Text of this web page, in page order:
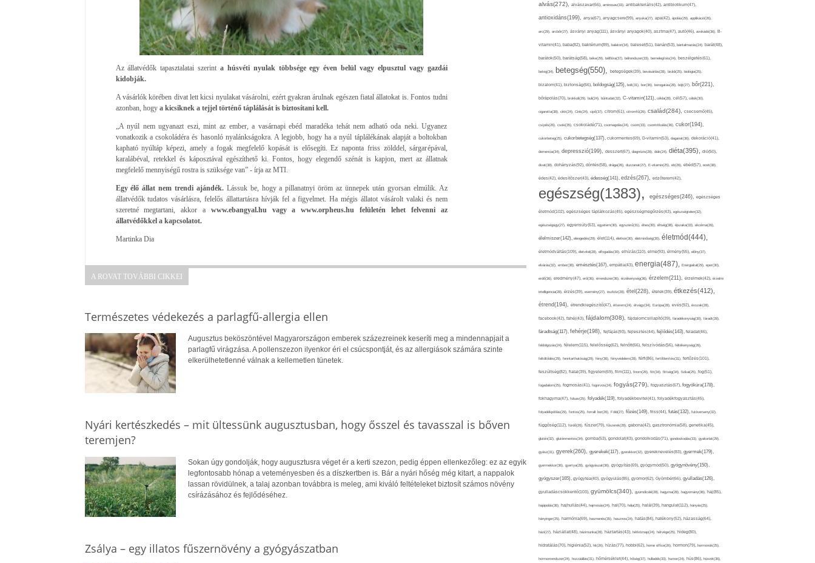
Az állatvédők tapasztalatai szerint a húsvéti nyulak többsége egy éven belül vagy elpusztul vagy gazdái
kidobják.
A vásárlók körében divat lett kicsi nyulakat vásárolni, ezért gyakran árulnak egészen fiatal állatokat is. Fontos tudni
azonban, hogy a kicsiknek a tejjel történő táplálását is biztosítani kell.
„A nyúl nem ugyanazt eszi, mint az ember, a vasárnapi ebéd maradéka tehát nem adható oda neki. Ugyanez
vonatkozik a csokoládéra és hasonló nyalánkságokra. A legjobb, hogy ha a nyúl táplálékának alapját a boltokban
kapható nyúltáp képezi, amely a fogak megfelelő kopását is elősegíti. Ez naponta friss zölddel, sárgarépával,
karalábéval, retekkel és káposztával egészíthető ki. Fontos, hogy elegendő szénát is kapjon, mert az állatnak
megfelelő mennyiségű rostra is szüksége van” - írja az MTI.
Egy élő állat nem trendi ajándék. Lássuk be, hogy a pillanatnyi öröm az ünnepek után gyorsan elmúlik. Az
állatvédők tudatos vásárlásra, felelős állattartásra hívják fel a figyelmet. Ha mégis állatot vásárolt valaki és nem
szeretné megtartani, akkor a www.ebangyal.hu vagy a www.orpheus.hu felületén lehet felvenni az
állatvédőkkel a kapcsolatot.
Martinka Dia
A ROVAT TOVÁBBI CIKKEI
Természetes védekezés a parlagfű-allergia ellen
Augusztus beköszöntével Magyarországon emberek százezreinek keseríti meg a mindennapjait a
parlagfű virágzása. A pollenszezon ilyenkor éri el csúcspontját, és az allergiások számára szinte
elkerülhetetlenné válnak a kellemetlen tünetek.
Nyári kertészkedés – mit ültessünk augusztusban, hogy ősszel és tavasszal is bőven
teremjen?
Sokan úgy gondolják, hogy augusztusra véget ér a kerti szezon, pedig éppen ellenkezőleg: ez az egyik
legfontosabb hónap a veteményesben és a díszkertben is. Bár a nyári hőség még kitart, a nappalok
lassan rövidülnek, a talaj azonban továbbra is meleg, ami kiváló feltételeket biztosít számos növény
csírázásához és fejlődéséhez.
Zsálya – egy illatos fűszernövény a gyógyászatban
alvás(272), alvászavar(66), aminosav(33), antibakteriális(42), antibiotikum(47),
antioxidáns(199), anya(67), anyagcsere(99), anyuka(27), apa(42), ápolás(29), applikáció(26),
arc(29), arcbőr(27), ásványi anyag(111), ásványi anyagok(40), asztma(47), autó(46), avokádó(36), B-
vitamin(41), baba(82), baktérium(89), balaton(34), baleset(51), banán(53), bántalmazás(24), barát(48),
barátok(50), barátság(58), béke(29), bélflóra(37), bélrendszer(33), bemelegítés(24), beszélgetés(61),
beteg(34), betegség(550), betegségek(39), bevásárlás(28), bicikli(25), biológia(25),
bizalom(41), biztonság(66), boldogság(125), bolt(31), bor(36), borogatás(28), böjt(27), bőr(221),
bőrápolás(70), brokkoli(29), buli(24), bűntudat(32), C-vitamin(121), cékla(28), cél(57), célok(30),
cigaretta(38), cikk(24), Cink(24), cipő(37), citrom(61), citromfű(26), család(284), csecsemő(45),
csípés(26), csoki(35), csokoládé(71), csomagolás(24), csont(33), csontritkulás(36), cukor(194),
cukorbeteg(25), cukorbetegség(137), cukormentes(69), D-vitamin(53), daganat(36), dekoráció(41),
demencia(34), depresszió(199), desszert(67), diagnózis(28), diák(24), diéta(395), dió(50),
divat(38), dohányzás(92), döntés(58), drága(26), duzzanat(27), E-vitamin(25), eb(26), ebéd(57), ecet(38),
édes(42), édesítőszer(43), édesség(141), edzés(267), edzőterem(42),
egészség(1383), egészséges(246), egészséges
életmód(102), egészséges táplálkozás(45), egészségmegőrzés(43), egészségtelen(32),
egészségügy(27), egyensúly(63), egyetem(30), egyszerű(31), éhes(30), éhség(38), éjszaka(33), ekcéma(26),
élelmiszer(142), elengedés(29), élet(114), életkor(30), életminőség(30), életmód(444),
életmódváltás(109), életvitel(28), elfogadás(30), elhízás(110), elme(93), élmény(55), előny(37),
elvárás(32), ember(38), emésztés(167), empátia(43), energia(487), Energiaital(29), eper(30),
erdő(36), eredmény(47), erő(36), érrendszer(36), érzékenység(36), érzelem(211), érzelmek(42), érzelmi
intelligencia(28), érzés(39), esemény(27), eszköz(28), étel(228), ételek(39), étkezés(412),
étrend(194), étrendkiegészítő(47), étterem(24), étvágy(34), Európa(28), evés(92), évszak(28),
facebook(42), fahéj(43), fájdalom(308), fájdalomcsillapító(39), fáradékonyság(30), fáradt(28),
fáradtság(117), fehérje(198), fejfájás(93), fejlesztés(44), fejlődés(143), feladat(46),
feldolgozás(24), félelem(115), felelősség(62), felnőtt(66), felszívódás(56), féltékenység(26),
feltöltődés(29), fenntarthatóság(29), fény(36), fényvédelem(28), férfi(86), fertőtlenítés(31), fertőzés(101),
feszültség(82), fiatal(39), figyelem(69), film(111), finom(26), fitt(34), fittség(34), fizikai(25), fog(51),
fogadalom(25), fogmosás(41), fogorvos(24), fogyás(279), fogyasztás(67), fogyókúra(178),
fokhagyma(47), folsav(25), folyadék(119), folyadékbevitel(41), folyadékfogyasztás(45),
folyadékpótlás(29), fontos(25), forralt bor(26), Föld(27), főzés(149), friss(44), futás(132), futóverseny(32),
függőség(112), fürdő(26), fűszer(79), fűszerek(28), gabona(42), gasztronómia(58), genetika(45),
glutén(32), gluténmentes(34), gomba(53), gondolat(43), gondolkodás(71), gondoskodás(33), gyakorlat(29),
gyász(31), gyerek(260), gyerekek(117), gyerekkor(32), gyereknevelés(83), gyermek(179),
gyermekkor(36), gyertya(28), gyógyászat(36), gyógyítás(69), gyógymód(50), gyógynövény(150),
gyógyszer(165), gyógytea(40), gyógyulás(85), gyomor(62), Gyömbér(66), gyulladás(126),
gyulladáscsökkentő(103), gyümölcs(340), gyümölcslé(28), hagyma(28), hagyomány(36), haj(85),
hajápolás(36), hajhullás(44), hajmosás(24), hal(70), hála(25), halál(39), hangulat(112), hányás(25),
hányinger(25), harmónia(69), hasmenés(35), hasznos(24), hatás(84), hatékony(52), házasság(64),
házi(27), háziállat(48), házimunka(28), háztartás(43), hétköznap(24), hétvége(25), hideg(80),
hidratálás(70), higiénia(52), hit(26), hízás(77), hobbi(62), home office(26), hormon(79), hormonok(25),
hormonrendszer(24), hozzáállás(31), hőmérséklet(44), hőség(37), hulladék(33), humor(24), hús(86), húsvét(36),